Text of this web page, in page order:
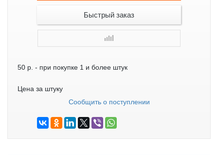
Быстрый заказ
50 р. - при покупке 1 и более штук
Цена за штуку
Сообщить о поступлении